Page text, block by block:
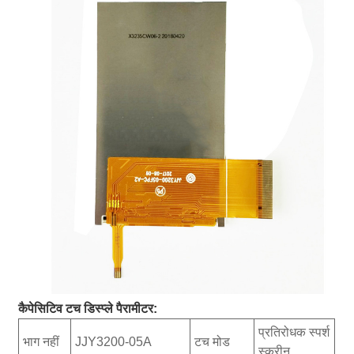
कैपेसिटिव टच डिस्प्ले पैरामीटर:
भाग नहीं JJY3200-05A टच मोड
प्रतिरोधक स्पर्श
स्क्रीन